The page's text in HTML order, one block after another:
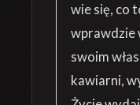
wie się, co
wprawdzie
swoim
kawiarni,